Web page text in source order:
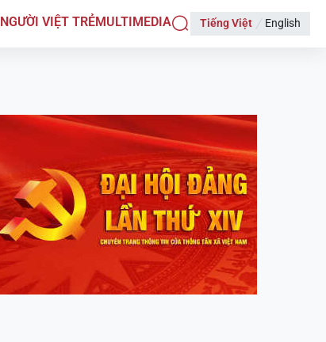
NGƯỜI VIỆT TRẺMULTIMEDIA Tiếng Việt English